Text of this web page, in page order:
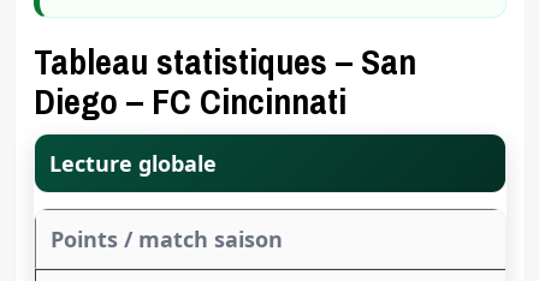
Tableau statistiques – San
Diego – FC Cincinnati
Lecture globale
Points / match saison